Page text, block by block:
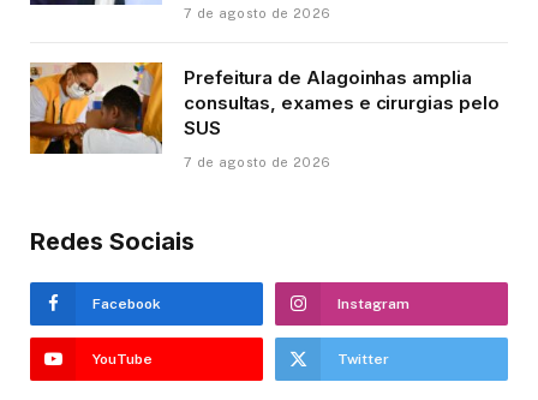
7 de agosto de 2026
Prefeitura de Alagoinhas amplia
consultas, exames e cirurgias pelo
SUS
7 de agosto de 2026
Redes Sociais
Facebook Instagram
YouTube Twitter